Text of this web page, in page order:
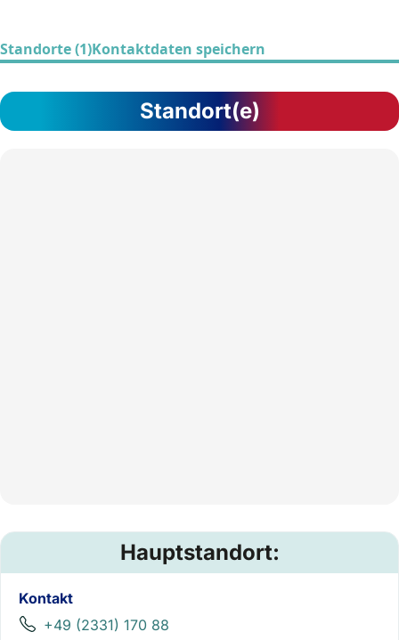
Standorte (1)Kontaktdaten speichern
Standort(e)
Hauptstandort:
Kontakt
+49 (2331) 170 88